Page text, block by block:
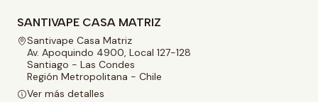
SANTIVAPE CASA MATRIZ
Santivape Casa Matriz
Av. Apoquindo 4900, Local 127-128
Santiago - Las Condes
Región Metropolitana - Chile
Ver más detalles